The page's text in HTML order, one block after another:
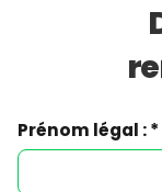
Prénom légal : *